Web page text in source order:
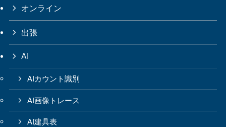
オンライン
出張
AI
AIカウント識別
AI画像トレース
AI建具表